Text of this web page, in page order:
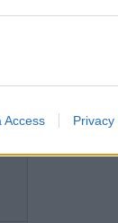
Access Privacy